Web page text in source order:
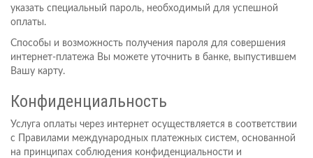
указать специальный пароль, необходимый для успешной
оплаты.
Способы и возможность получения пароля для совершения
интернет-платежа Вы можете уточнить в банке, выпустившем
Вашу карту.
Конфиденциальность
Услуга оплаты через интернет осуществляется в соответствии
с Правилами международных платежных систем, основанной
на принципах соблюдения конфиденциальности и